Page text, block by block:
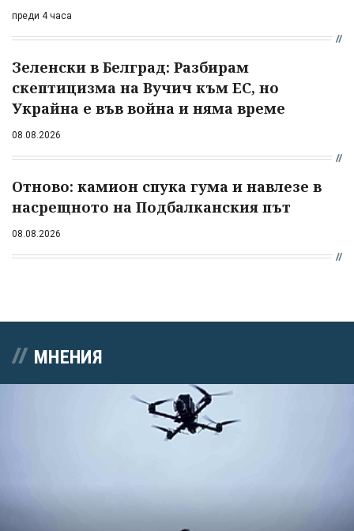
преди 4 часа
Зеленски в Белград: Разбирам
скептицизма на Вучич към ЕС, но
Украйна е във война и няма време
08.08.2026
Отново: камион спука гума и навлезе в
насрещното на Подбалканския път
08.08.2026
МНЕНИЯ